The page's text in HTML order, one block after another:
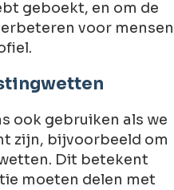
geboekt, en om de
voor mensen
ook gebruiken als we
zijn, bijvoorbeeld om
Dit betekent
moeten delen met